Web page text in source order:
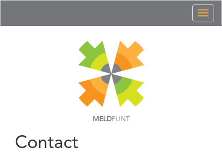
MELDPUNT
Contact